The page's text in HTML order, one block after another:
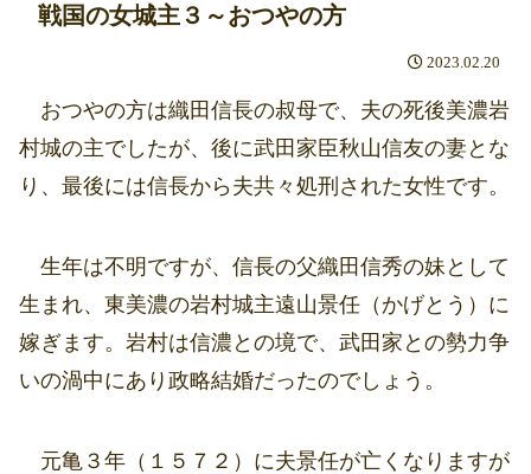
戦国の女城主３～おつやの方
2023.02.20
おつやの方は織田信長の叔母で、夫の死後美濃岩
村城の主でしたが、後に武田家臣秋山信友の妻とな
り、最後には信長から夫共々処刑された女性です。
生年は不明ですが、信長の父織田信秀の妹として
生まれ、東美濃の岩村城主遠山景任（かげとう）に
嫁ぎます。岩村は信濃との境で、武田家との勢力争
いの渦中にあり政略結婚だったのでしょう。
元亀３年（１５７２）に夫景任が亡くなりますが